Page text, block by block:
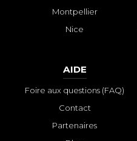
Montpellier
Nice
AIDE
Foire aux questions (FAQ)
Contact
Partenaires